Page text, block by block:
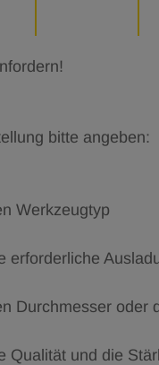
bitte angeben:
Werkzeugtyp
erforderliche
Durchmesser oder
Qualität und die